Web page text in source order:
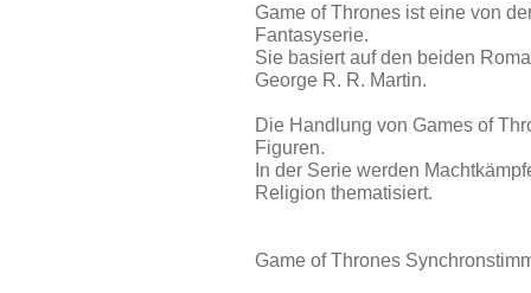
Game of Thrones ist eine von
Fantasyserie.
Sie basiert auf den beiden
George R. R. Martin.
Die Handlung von Games of
Figuren.
In der Serie werden
Religion thematisiert.
Game of Thrones